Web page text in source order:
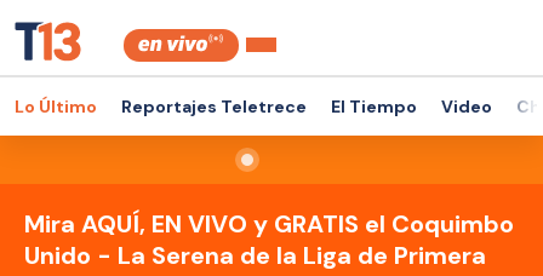
Lo Último Reportajes Teletrece El Tiempo Video
Mira AQUÍ, EN VIVO y GRATIS el Coquimbo
Unido - La Serena de la Liga de Primera